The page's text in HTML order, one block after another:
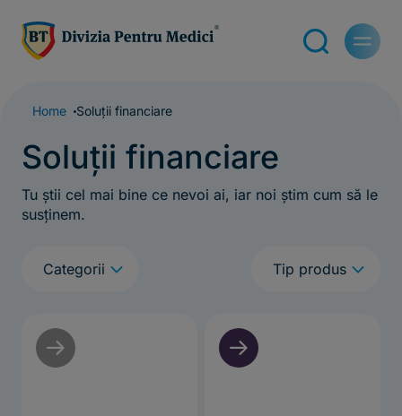
Home Soluții financiare
Soluții financiare
Tu știi cel mai bine ce nevoi ai, iar noi știm cum să le
susținem.
Categorii q Tip produs q
f f